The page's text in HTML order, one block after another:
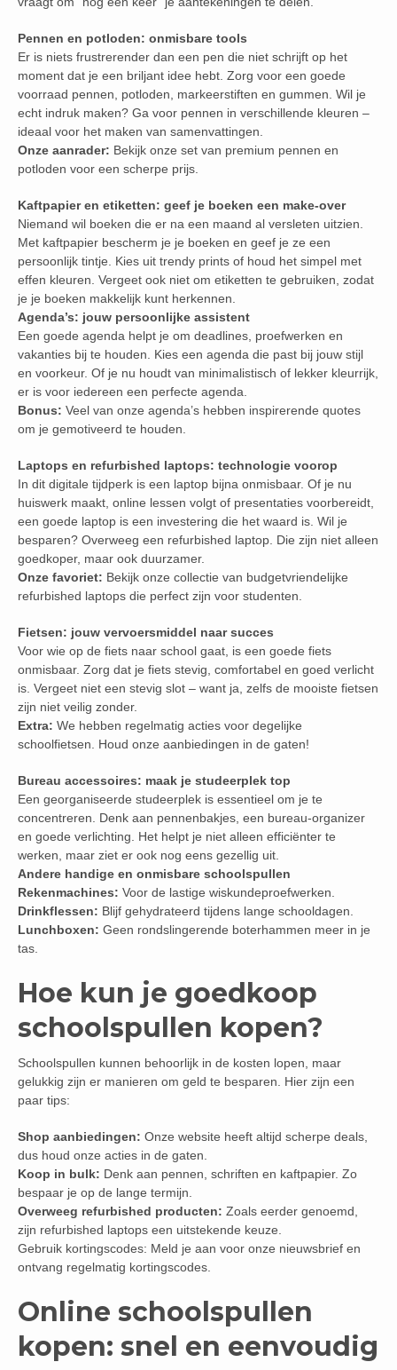
Pennen en potloden: onmisbare tools
Er is niets frustrerender dan een pen die niet schrijft op het
moment dat je een briljant idee hebt. Zorg voor een goede
voorraad pennen, potloden, markeerstiften en gummen. Wil je
echt indruk maken? Ga voor pennen in verschillende kleuren –
ideaal voor het maken van samenvattingen.
Onze aanrader: Bekijk onze set van premium pennen en
potloden voor een scherpe prijs.
Kaftpapier en etiketten: geef je boeken een make-over
Niemand wil boeken die er na een maand al versleten uitzien.
Met kaftpapier bescherm je je boeken en geef je ze een
persoonlijk tintje. Kies uit trendy prints of houd het simpel met
effen kleuren. Vergeet ook niet om etiketten te gebruiken, zodat
je je boeken makkelijk kunt herkennen.
Agenda’s: jouw persoonlijke assistent
Een goede agenda helpt je om deadlines, proefwerken en
vakanties bij te houden. Kies een agenda die past bij jouw stijl
en voorkeur. Of je nu houdt van minimalistisch of lekker kleurrijk,
er is voor iedereen een perfecte agenda.
Bonus: Veel van onze agenda’s hebben inspirerende quotes
om je gemotiveerd te houden.
Laptops en refurbished laptops: technologie voorop
In dit digitale tijdperk is een laptop bijna onmisbaar. Of je nu
huiswerk maakt, online lessen volgt of presentaties voorbereidt,
een goede laptop is een investering die het waard is. Wil je
besparen? Overweeg een refurbished laptop. Die zijn niet alleen
goedkoper, maar ook duurzamer.
Onze favoriet: Bekijk onze collectie van budgetvriendelijke
refurbished laptops die perfect zijn voor studenten.
Fietsen: jouw vervoersmiddel naar succes
Voor wie op de fiets naar school gaat, is een goede fiets
onmisbaar. Zorg dat je fiets stevig, comfortabel en goed verlicht
is. Vergeet niet een stevig slot – want ja, zelfs de mooiste fietsen
zijn niet veilig zonder.
Extra: We hebben regelmatig acties voor degelijke
schoolfietsen. Houd onze aanbiedingen in de gaten!
Bureau accessoires: maak je studeerplek top
Een georganiseerde studeerplek is essentieel om je te
concentreren. Denk aan pennenbakjes, een bureau-organizer
en goede verlichting. Het helpt je niet alleen efficiënter te
werken, maar ziet er ook nog eens gezellig uit.
Andere handige en onmisbare schoolspullen
Rekenmachines: Voor de lastige wiskundeproefwerken.
Drinkflessen: Blijf gehydrateerd tijdens lange schooldagen.
Lunchboxen: Geen rondslingerende boterhammen meer in je
tas.
Hoe kun je goedkoop
schoolspullen kopen?
Schoolspullen kunnen behoorlijk in de kosten lopen, maar
gelukkig zijn er manieren om geld te besparen. Hier zijn een
paar tips:
Shop aanbiedingen: Onze website heeft altijd scherpe deals,
dus houd onze acties in de gaten.
Koop in bulk: Denk aan pennen, schriften en kaftpapier. Zo
bespaar je op de lange termijn.
Overweeg refurbished producten: Zoals eerder genoemd,
zijn refurbished laptops een uitstekende keuze.
Gebruik kortingscodes: Meld je aan voor onze nieuwsbrief en
ontvang regelmatig kortingscodes.
Online schoolspullen
kopen: snel en eenvoudig